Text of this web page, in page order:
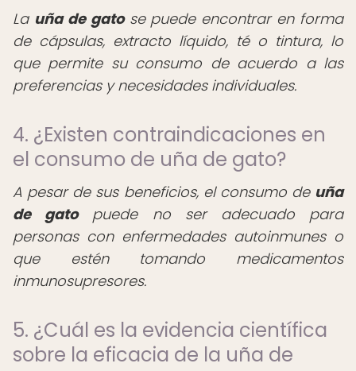
La uña de gatose puede encontrar en forma
de cápsulas, extracto líquido, té o tintura, lo
que permite su consumo de acuerdo a las
preferencias y necesidades individuales.
4. ¿Existen contraindicaciones en
el consumo de uña de gato?
A pesar de sus beneficios, el consumo de uña
de gatopuede no ser adecuado para
personas con enfermedades autoinmunes o
que estén tomando medicamentos
inmunosupresores.
5. ¿Cuál es la evidencia científica
sobre la eficacia de la uña de